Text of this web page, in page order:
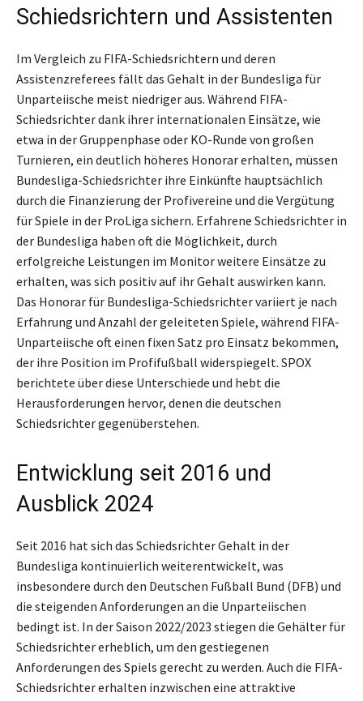
Schiedsrichtern und Assistenten
Im Vergleich zu FIFA-Schiedsrichtern und deren
Assistenzreferees fällt das Gehalt in der Bundesliga für
Unparteiische meist niedriger aus. Während FIFA-
Schiedsrichter dank ihrer internationalen Einsätze, wie
etwa in der Gruppenphase oder KO-Runde von großen
Turnieren, ein deutlich höheres Honorar erhalten, müssen
Bundesliga-Schiedsrichter ihre Einkünfte hauptsächlich
durch die Finanzierung der Profivereine und die Vergütung
für Spiele in der ProLiga sichern. Erfahrene Schiedsrichter in
der Bundesliga haben oft die Möglichkeit, durch
erfolgreiche Leistungen im Monitor weitere Einsätze zu
erhalten, was sich positiv auf ihr Gehalt auswirken kann.
Das Honorar für Bundesliga-Schiedsrichter variiert je nach
Erfahrung und Anzahl der geleiteten Spiele, während FIFA-
Unparteiische oft einen fixen Satz pro Einsatz bekommen,
der ihre Position im Profifußball widerspiegelt. SPOX
berichtete über diese Unterschiede und hebt die
Herausforderungen hervor, denen die deutschen
Schiedsrichter gegenüberstehen.
Entwicklung seit 2016 und
Ausblick 2024
Seit 2016 hat sich das Schiedsrichter Gehalt in der
Bundesliga kontinuierlich weiterentwickelt, was
insbesondere durch den Deutschen Fußball Bund (DFB) und
die steigenden Anforderungen an die Unparteiischen
bedingt ist. In der Saison 2022/2023 stiegen die Gehälter für
Schiedsrichter erheblich, um den gestiegenen
Anforderungen des Spiels gerecht zu werden. Auch die FIFA-
Schiedsrichter erhalten inzwischen eine attraktive